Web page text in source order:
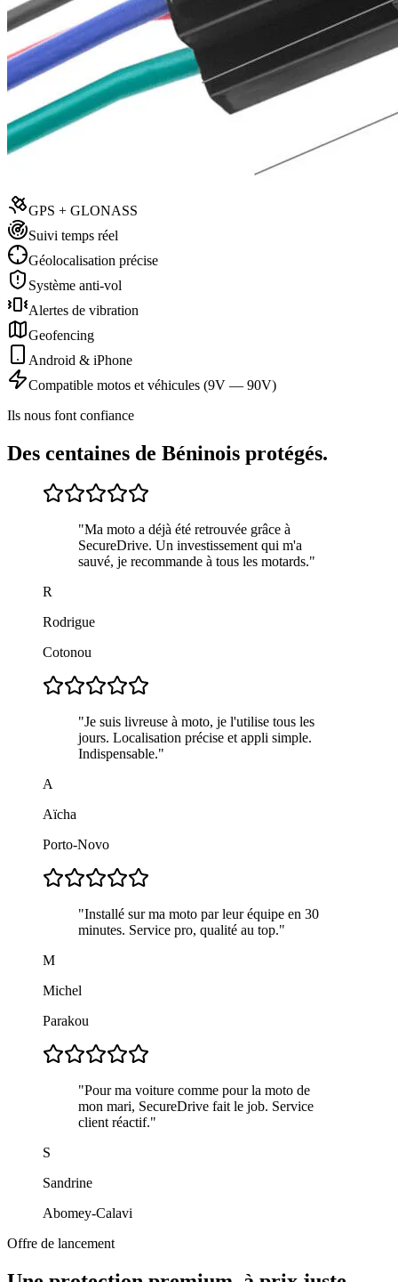
GPS + GLONASS
Suivi temps réel
Géolocalisation précise
Système anti-vol
Alertes de vibration
Geofencing
Android & iPhone
Compatible motos et véhicules (9V — 90V)
Ils nous font confiance
Des centaines de Béninois protégés.
"Ma moto a déjà été retrouvée grâce à
SecureDrive. Un investissement qui m'a
sauvé, je recommande à tous les motards."
R
Rodrigue
Cotonou
"Je suis livreuse à moto, je l'utilise tous les
jours. Localisation précise et appli simple.
Indispensable."
A
Aïcha
Porto-Novo
"Installé sur ma moto par leur équipe en 30
minutes. Service pro, qualité au top."
M
Michel
Parakou
"Pour ma voiture comme pour la moto de
mon mari, SecureDrive fait le job. Service
client réactif."
S
Sandrine
Abomey-Calavi
Offre de lancement